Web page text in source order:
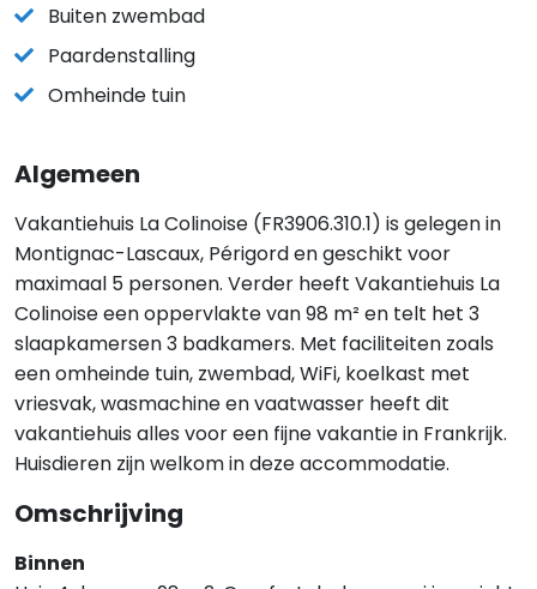
Buiten zwembad
Paardenstalling
Omheinde tuin
Algemeen
Vakantiehuis La Colinoise (FR3906.310.1) is gelegen in
Montignac-Lascaux, Périgord en geschikt voor
maximaal 5 personen. Verder heeft Vakantiehuis La
Colinoise een oppervlakte van 98 m² en telt het 3
slaapkamersen 3 badkamers. Met faciliteiten zoals
een omheinde tuin, zwembad, WiFi, koelkast met
vriesvak, wasmachine en vaatwasser heeft dit
vakantiehuis alles voor een fijne vakantie in Frankrijk.
Huisdieren zijn welkom in deze accommodatie.
Omschrijving
Binnen